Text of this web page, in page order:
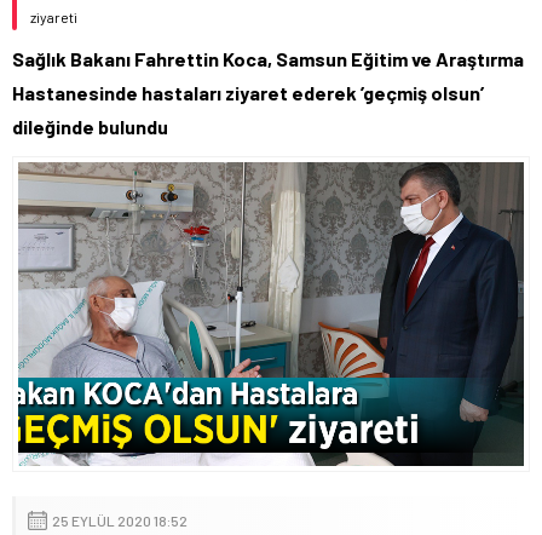
EURO
ziyareti
Sağlık Bakanı Fahrettin Koca, Samsun Eğitim ve Araştırma
Hastanesinde hastaları ziyaret ederek ’geçmiş olsun’
dileğinde bulundu
25 EYLÜL 2020 18:52